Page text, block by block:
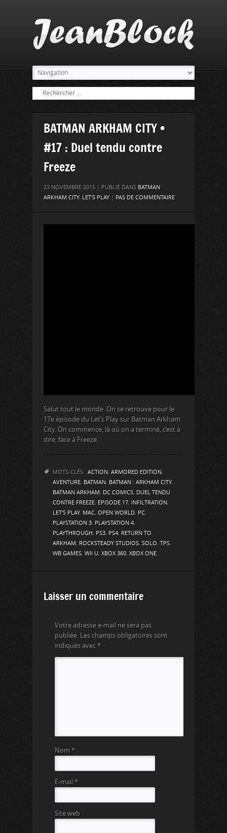
BATMAN ARKHAM CITY •
#17 : Duel tendu contre
Freeze
23 NOVEMBRE 2015 | PUBLIÉ DANS BATMAN
ARKHAM CITY, LET'S PLAY| PAS DE COMMENTAIRE
Salut tout le monde. On se retrouve pour le
17e épisode du Let’s Play sur Batman Arkham
City. On commence, là où on a terminé, c’est à
dire, face à Freeze.
MOTS-CLÉS : ACTION, ARMORED EDITION,
AVENTURE, BATMAN, BATMAN : ARKHAM CITY,
BATMAN ARKHAM, DC COMICS, DUEL TENDU
CONTRE FREEZE, EPISODE 17, INFILTRATION,
LET'S PLAY, MAC, OPEN WORLD, PC,
PLAYSTATION 3, PLAYSTATION 4,
PLAYTHROUGH, PS3, PS4, RETURN TO
ARKHAM, ROCKSTEADY STUDIOS, SOLO, TPS,
WB GAMES, WII U, XBOX 360, XBOX ONE
Laisser un commentaire
Votre adresse e-mail ne sera pas
publiée.
Les champs obligatoires sont
indiqués avec *
Nom *
E-mail *
Site web